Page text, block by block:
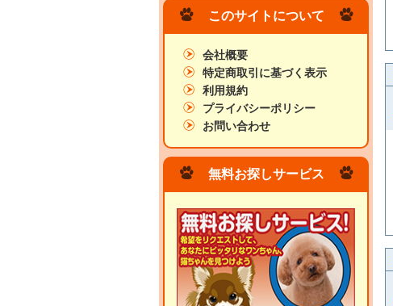
このサイトについて
会社概要
特定商取引に基づく表示
利用規約
プライバシーポリシー
お問い合わせ
無料お探しサービス